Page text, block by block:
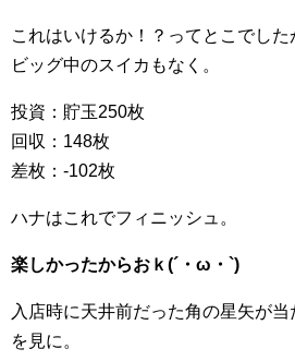
これはいけるか！？ってとこでし
ビッグ中のスイカもなく。
投資：貯玉250枚
回収：148枚
差枚：-102枚
ハナはこれでフィニッシュ。
楽しかったからおｋ(´・ω・`)
入店時に天井前だった角の星矢が
を見に。